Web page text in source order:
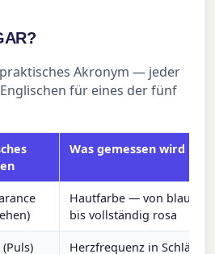
Akronym — jeder
für eines der fünf
Was gemessen wird
Hautfarbe — von blau/
bis vollständig rosa
Herzfrequenz in